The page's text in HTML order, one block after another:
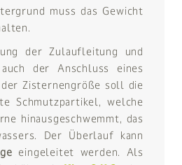
muss das Gewicht
der Zulaufleitung und
der Anschluss eines
Zisternengröße soll die
Schmutzpartikel, welche
hinausgeschwemmt, das
Der Überlauf kann
eingeleitet werden. Als